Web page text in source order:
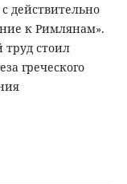
действительно
к Римлянам».
стоил
греческого